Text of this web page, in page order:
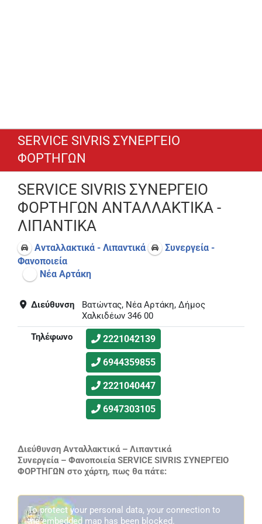
SERVICE SIVRIS ΣΥΝΕΡΓΕΙΟ
ΦΟΡΤΗΓΩΝ
SERVICE SIVRIS ΣΥΝΕΡΓΕΙΟ
ΦΟΡΤΗΓΩΝ ΑΝΤΑΛΛΑΚΤΙΚΑ -
ΛΙΠΑΝΤΙΚΑ
Ανταλλακτικά - Λιπαντικά
Συνεργεία -
Φανοποιεία
Νέα Αρτάκη
Διεύθυνση
Βατώντας, Νέα Αρτάκη, Δήμος
Χαλκιδέων 346 00
Τηλέφωνο
2221042139
6944359855
2221040447
6947303105
Διεύθυνση Ανταλλακτικά – Λιπαντικά
Συνεργεία – Φανοποιεία SERVICE SIVRIS ΣΥΝΕΡΓΕΙΟ
ΦΟΡΤΗΓΩΝ στο χάρτη, πως θα πάτε:
To protect your personal data, your connection to
the embedded map has been blocked.